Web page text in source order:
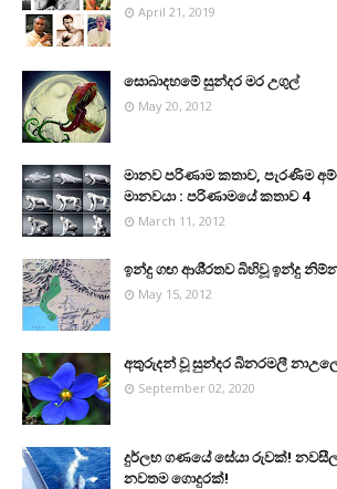
April 21, 2019
සොබාදහමේ සුන්දර මර උගුල්
May 20, 2012
මානව පරිණාම කතාව, පැරණිම
මානවයා : පරිණාමයේ කතාව 4
March 11, 2012
ඉන්දු ගඟ ආශි‍්‍රතව බිහිවූ ඉන්දු නිම්න
May 15, 2012
අතුරුදන් වූ සුන්දර බිනරමලී
September 02, 2020
දුර්ලභ ගණයේ සේයා රුවක්!
නවතම ගොදුරක්!